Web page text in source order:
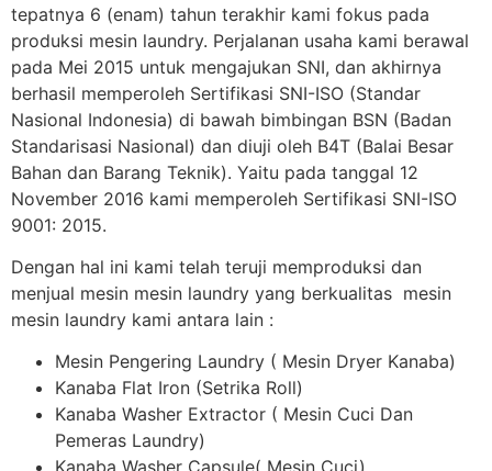
tepatnya 6 (enam) tahun terakhir kami fokus pada
produksi mesin laundry. Perjalanan usaha kami berawal
pada Mei 2015 untuk mengajukan SNI, dan akhirnya
berhasil memperoleh Sertifikasi SNI-ISO (Standar
Nasional Indonesia) di bawah bimbingan BSN (Badan
Standarisasi Nasional) dan diuji oleh B4T (Balai Besar
Bahan dan Barang Teknik). Yaitu pada tanggal 12
November 2016 kami memperoleh Sertifikasi SNI-ISO
9001: 2015.
Dengan hal ini kami telah teruji memproduksi dan
menjual mesin mesin laundry yang berkualitas mesin
mesin laundry kami antara lain :
Mesin Pengering Laundry ( Mesin Dryer Kanaba)
Kanaba Flat Iron (Setrika Roll)
Kanaba Washer Extractor ( Mesin Cuci Dan
Pemeras Laundry)